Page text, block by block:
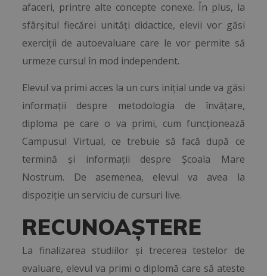
afaceri, printre alte concepte conexe. În plus, la
sfârșitul fiecărei unități didactice, elevii vor găsi
exerciții de autoevaluare care le vor permite să
urmeze cursul în mod independent.
Elevul va primi acces la un curs inițial unde va găsi
informații despre metodologia de învățare,
diploma pe care o va primi, cum funcționează
Campusul Virtual, ce trebuie să facă după ce
termină și informații despre Școala Mare
Nostrum. De asemenea, elevul va avea la
dispoziție un serviciu de cursuri live.
RECUNOAȘTERE
La finalizarea studiilor și trecerea testelor de
evaluare, elevul va primi o diplomă care să ateste